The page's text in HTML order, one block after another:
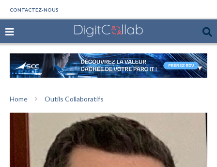
CONTACTEZ-NOUS
Home Outils Collaboratifs